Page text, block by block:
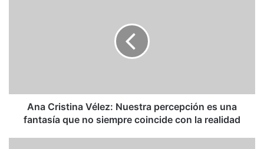
que
siempre
Ana Cristina Vélez: Nuestra percepción es una
fantasía que no siempre coincide con la realidad